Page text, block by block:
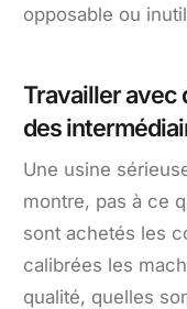
opposable ou
Travailler avec
des
Une usine
montre, pas à ce
sont achetés les
calibrées les
qualité, quelles